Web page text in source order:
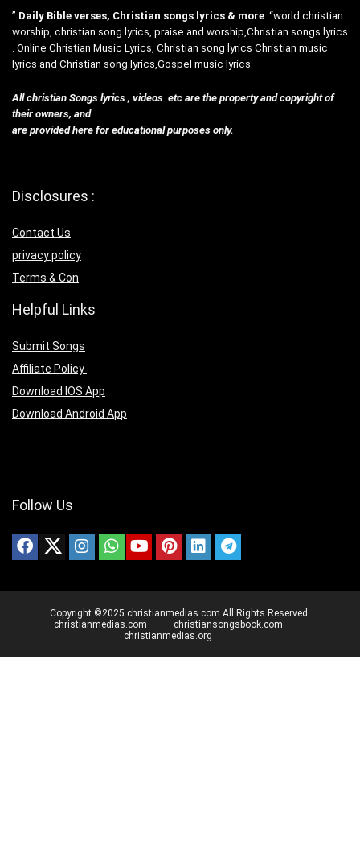
” Daily Bible verses, Christian songs lyrics & more “world christian
worship, christian song lyrics, praise and worship,Christian songs lyrics
. Online Christian Music Lyrics, Christian song lyrics Christian music
lyrics and Christian song lyrics,Gospel music lyrics.
All christian Songs lyrics , videos etc are the property and copyright of
their owners, and
are provided here for educational purposes only.
Disclosures :
Contact Us
privacy policy
Terms & Con
Helpful Links
Submit Songs
Affiliate Policy
Download IOS App
Download Android App
Follow Us
Copyright ©2025 christianmedias.com All Rights Reserved.
christianmedias.com
christiansongsbook.com
christianmedias.org